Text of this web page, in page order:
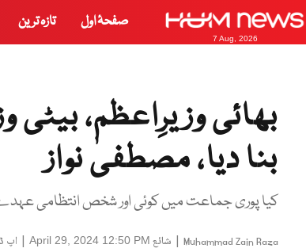
7 Aug, 2026
صفحۂ اول تازہ ترین
بھائی وزیرِاعظم،
بنا دیا، مصطفیٰ نواز
کیا پوری جماعت میں کوئی اور شخص انتظامی
Muhammad Zain Raza
| شائع April 29, 2024 12:50 PM
| اپ